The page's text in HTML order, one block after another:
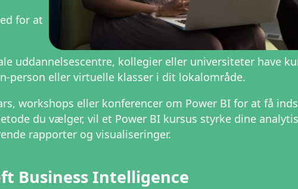
for at
uddannelsescentre, kollegier eller universiteter have
person eller virtuelle klasser i dit lokalområde.
workshops eller konferencer om Power BI for at få
du vælger, vil et Power BI kursus styrke dine
rapporter og visualiseringer.
Business Intelligence